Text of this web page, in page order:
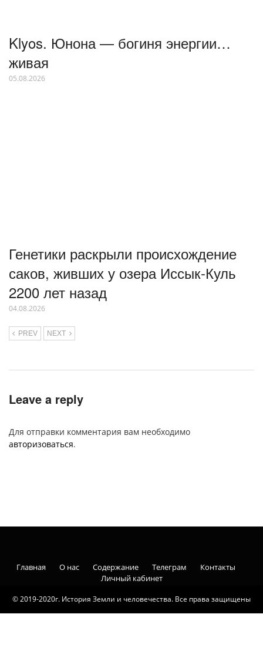
Klyos. Юнона — богиня энергии…
живая
05.08.2026
Генетики раскрыли происхождение
саков, живших у озера Иссык-Куль
2200 лет назад
04.08.2026
PREV NEXT
Leave a reply
Для отправки комментария вам необходимо
авторизоваться.
© 2019-2020г. История Земли и человечества. Все права защищены
Главная О нас Содержание Телеграм
Контакты
Личный кабинет